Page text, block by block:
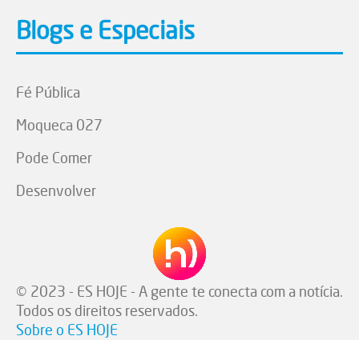
Blogs e Especiais
Fé Pública
Moqueca 027
Pode Comer
Desenvolver
© 2023 - ES HOJE - A gente te conecta com a notícia.
Todos os direitos reservados.
Sobre o ES HOJE